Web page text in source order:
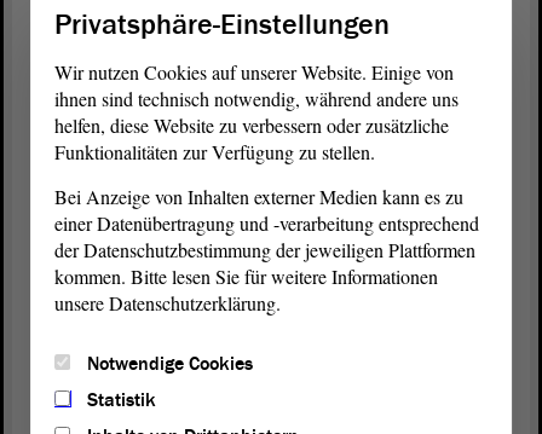
beigefügt. Die Schülerinnen und Schüler können
das auf eigenenAntragzur Schülerakte geben. Das
ist alles möglich. Aber dazu gehört auch ein
Engagement des Schülers, dass er das will.
noch einmal etwas deutlicher in den Schulen dafür
werben und sagen, dass die Möglichkeit besteht.
Einige Schulen machen das sehr intensiv, andere
weniger. Das liegt wahrscheinlich auch an dem
möglich. Ich finde es sehr gut, dass man ein solches
ehrenamtliche Tätigkeit auch gewürdigt werden
Privatsphäre-Einstellungen
Wir nutzen Cookies auf unserer Website. Einige von
ihnen sind technisch notwendig, während andere uns
helfen, diese Website zu verbessern oder zusätzliche
Funktionalitäten zur Verfügung zu stellen.
Bei Anzeige von Inhalten externer Medien kann es zu
einer Datenübertragung und -verarbeitung entsprechend
der Datenschutzbestimmung der jeweiligen Plattformen
kommen. Bitte lesen Sie für weitere Informationen
unsere Datenschutzerklärung.
Notwendige Cookies
Statistik